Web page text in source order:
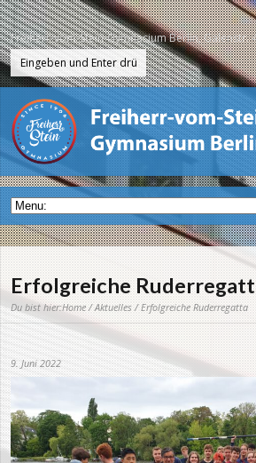
Freiherr-vom-Stein-Gymnasium Berlin, Galenstr.
Erfolgreiche
Du bist hier:Home/Aktuelles/ Erfolgreiche Ruderregatta
9. Juni 2022